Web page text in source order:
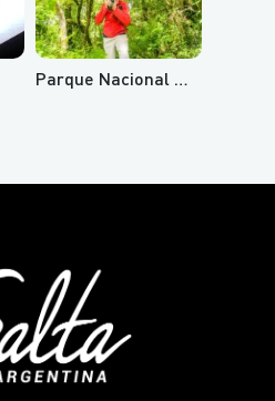
Parque Nacional Baritú